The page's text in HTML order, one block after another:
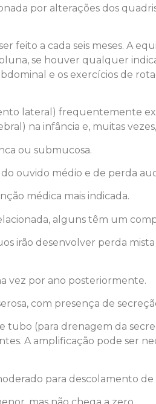
por alterações dos
feito a cada seis meses. A
se houver qualquer
e os exercícios de
lateral) frequentemente
na infância e, muitas
ou submucosa.
ouvido médio e de perda
médica mais indicada.
alguns têm um
irão desenvolver perda
vez por ano posteriormente.
com presença de
tubo (para drenagem da
A amplificação pode ser
para descolamento de